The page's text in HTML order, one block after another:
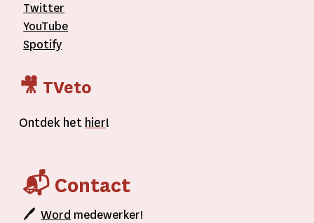
Twitter
YouTube
Spotify
🎥 TVeto
Ontdek het hier!
📬 Contact
🖊Word medewerker!